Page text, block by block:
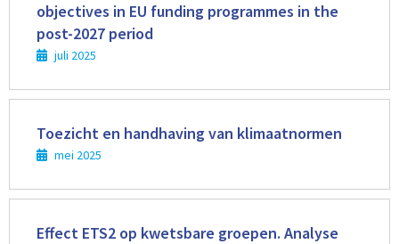
objectives in EU funding programmes in the
post-2027 period
juli 2025
Toezicht en handhaving van klimaatnormen
mei 2025
meer
Effect ETS2 op kwetsbare groepen. Analyse
meer